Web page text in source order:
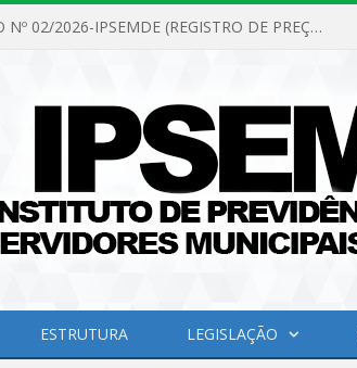
PREGÃO ELETRÔNICO Nº 02/2026-IPSEMDE (REGISTRO DE PREÇOS PARA FUTURA E EVENTUAL AQUISIÇÃO DE MATERIAL DE LIMPEZA E GÊNEROS ALIMENTÍCIOS PARA ATENDER AS NECESSIDADES DO INSTITUTO DE PREVIDÊNCIA SOCIAL DOS SERVIDORES MUNICIPAIS DE DOM ELISEU.)
ESTRUTURA LEGISLAÇÃO